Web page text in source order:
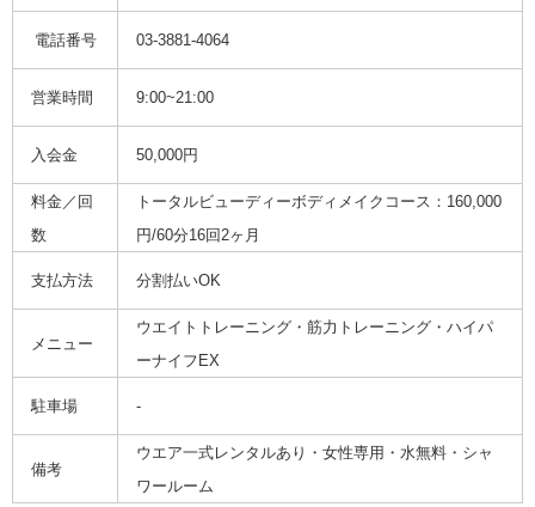
電話番号 03-3881-4064
営業時間 9:00~21:00
入会金 50,000円
料金／回
数
トータルビューディーボディメイクコース：160,000
円/60分16回2ヶ月
支払方法 分割払いOK
メニュー
ウエイトトレーニング・筋力トレーニング・ハイパ
ーナイフEX
駐車場 -
備考
ウエア一式レンタルあり・女性専用・水無料・シャ
ワールーム